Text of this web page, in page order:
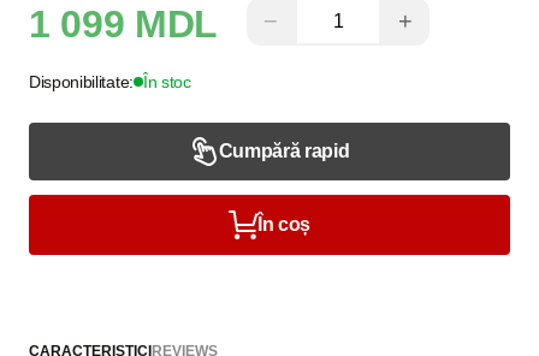
1 099 MDL − +
Disponibilitate: În stoc
Cumpără rapid
În coș
CARACTERISTICIREVIEWS